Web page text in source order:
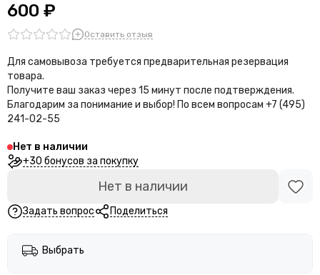
600 ₽
Оставить отзыв
Для самовывоза требуется предварительная резервация
товара.
Получите ваш заказ через 15 минут после подтверждения.
Благодарим за понимание и выбор! По всем вопросам +7 (495)
241-02-55
Нет в наличии
+30 бонусов за покупку
Нет в наличии
Задать вопрос Поделиться
Выбрать